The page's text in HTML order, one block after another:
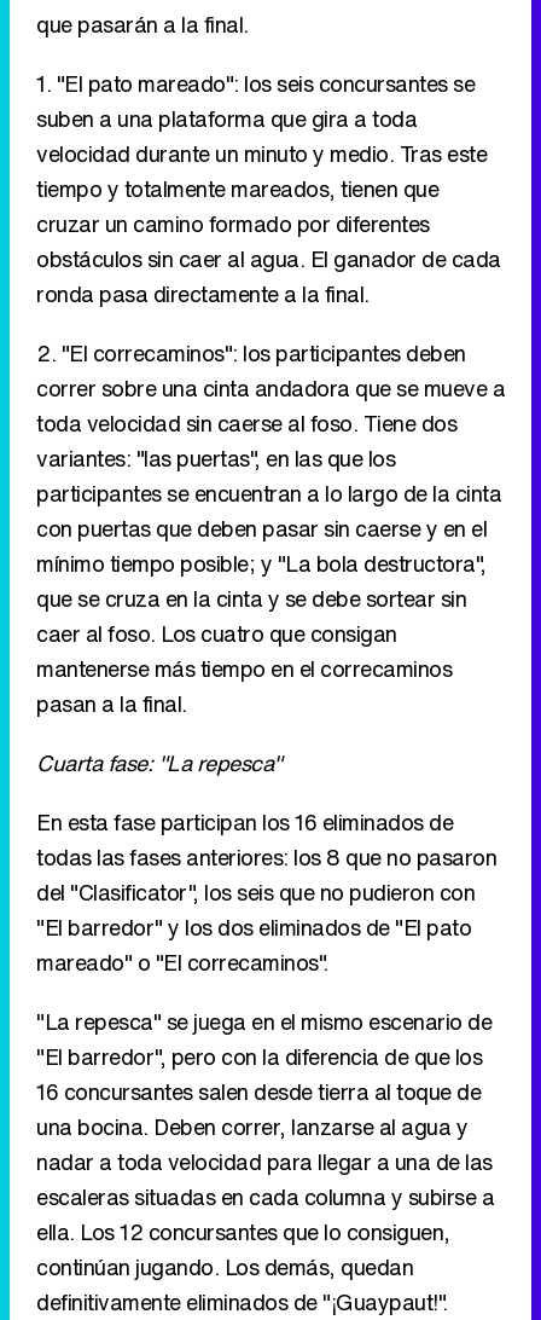
que pasarán a la final.
1. "El pato mareado": los seis concursantes se
suben a una plataforma que gira a toda
velocidad durante un minuto y medio. Tras este
tiempo y totalmente mareados, tienen que
cruzar un camino formado por diferentes
obstáculos sin caer al agua. El ganador de cada
ronda pasa directamente a la final.
2. "El correcaminos": los participantes deben
correr sobre una cinta andadora que se mueve a
toda velocidad sin caerse al foso. Tiene dos
variantes: "las puertas", en las que los
participantes se encuentran a lo largo de la cinta
con puertas que deben pasar sin caerse y en el
mínimo tiempo posible; y "La bola destructora",
que se cruza en la cinta y se debe sortear sin
caer al foso. Los cuatro que consigan
mantenerse más tiempo en el correcaminos
pasan a la final.
Cuarta fase: "La repesca"
En esta fase participan los 16 eliminados de
todas las fases anteriores: los 8 que no pasaron
del "Clasificator", los seis que no pudieron con
"El barredor" y los dos eliminados de "El pato
mareado" o "El correcaminos".
"La repesca" se juega en el mismo escenario de
"El barredor", pero con la diferencia de que los
16 concursantes salen desde tierra al toque de
una bocina. Deben correr, lanzarse al agua y
nadar a toda velocidad para llegar a una de las
escaleras situadas en cada columna y subirse a
ella. Los 12 concursantes que lo consiguen,
continúan jugando. Los demás, quedan
definitivamente eliminados de "¡Guaypaut!".